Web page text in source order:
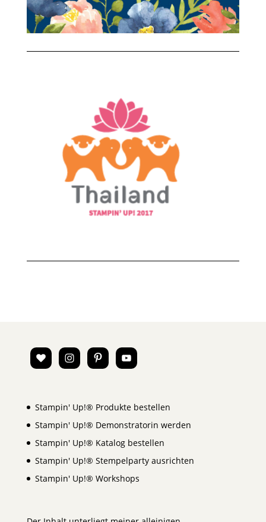
Stampin' Up!® Produkte bestellen
Stampin' Up!® Demonstratorin werden
Stampin' Up!® Katalog bestellen
Stampin' Up!® Stempelparty ausrichten
Stampin' Up!® Workshops